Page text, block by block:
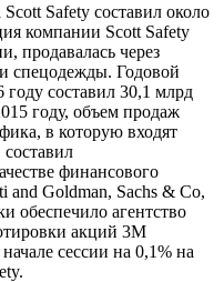
Safety составил около
компании Scott Safety
продавалась через
спецодежды. Годовой
составил 30,1 млрд
году, объем продаж
в которую входят
финансового
and Goldman, Sachs & Co,
обеспечило агентство
акций 3M
сессии на 0,1% на